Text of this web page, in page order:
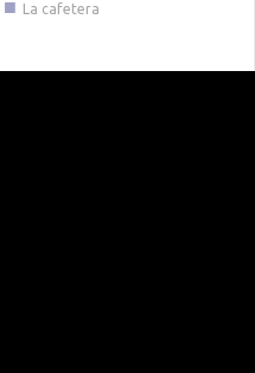
■ La cafetera